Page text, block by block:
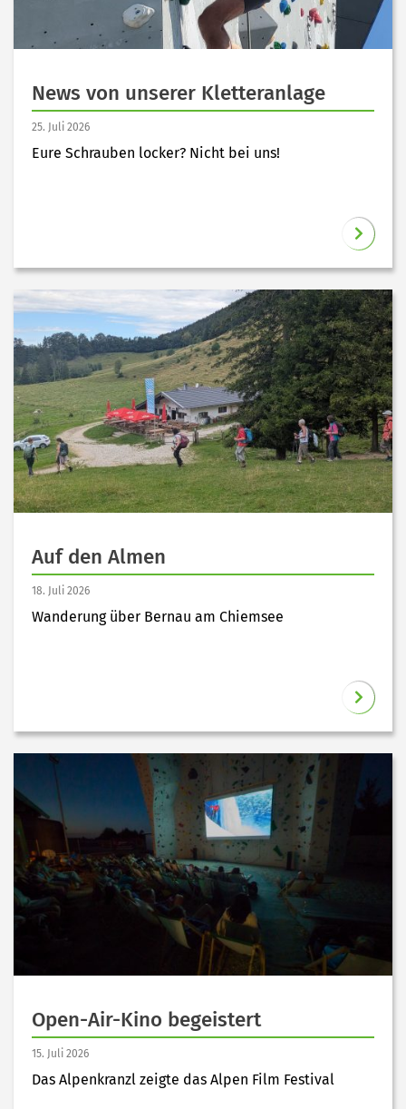
News von unserer Kletteranlage
25. Juli 2026
Eure Schrauben locker? Nicht bei uns!
Auf den Almen
18. Juli 2026
Wanderung über Bernau am Chiemsee
Open-Air-Kino begeistert
15. Juli 2026
Das Alpenkranzl zeigte das Alpen Film Festival